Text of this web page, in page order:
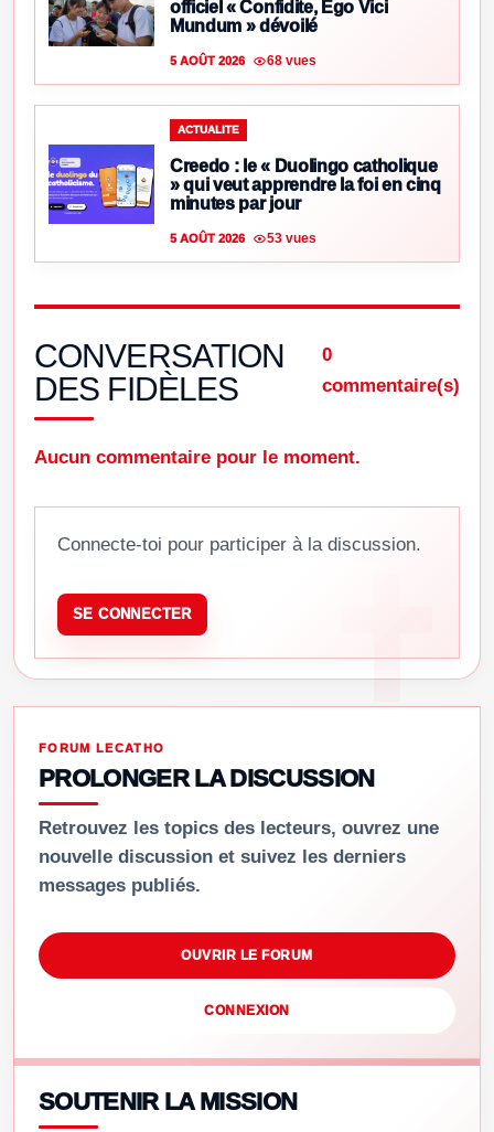
officiel « Confidite, Ego Vici
Mundum » dévoilé
5 AOÛT 2026 68 vues
ACTUALITE
Creedo : le « Duolingo catholique
» qui veut apprendre la foi en cinq
minutes par jour
5 AOÛT 2026 53 vues
CONVERSATION
DES FIDÈLES
0
commentaire(s)
Aucun commentaire pour le moment.
Connecte-toi pour participer à la discussion.
SE CONNECTER
FORUM LECATHO
PROLONGER LA DISCUSSION
Retrouvez les topics des lecteurs, ouvrez une
nouvelle discussion et suivez les derniers
messages publiés.
OUVRIR LE FORUM
CONNEXION
SOUTENIR LA MISSION